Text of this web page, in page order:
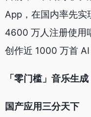
App，在国内率先实
4600 万人注册使用
创作近 1000 万首 AI
「零门槛」 音乐生成
国产应用三分天下